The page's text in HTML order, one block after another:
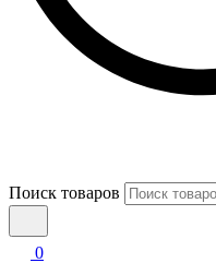
Поиск товаров
0